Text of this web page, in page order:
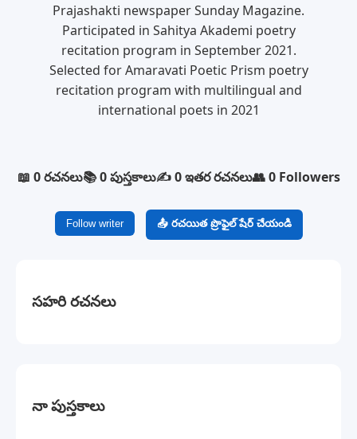
Prajashakti newspaper Sunday Magazine.
Participated in Sahitya Akademi poetry
recitation program in September 2021.
Selected for Amaravati Poetic Prism poetry
recitation program with multilingual and
international poets in 2021
📖 0 రచనలు📚 0 పుస్తకాలు✍️ 0 ఇతర రచనలు👥 0 Followers
Follow writer 📤 రచయిత ప్రొఫైల్ షేర్ చేయండి
సహరి రచనలు
నా పుస్తకాలు